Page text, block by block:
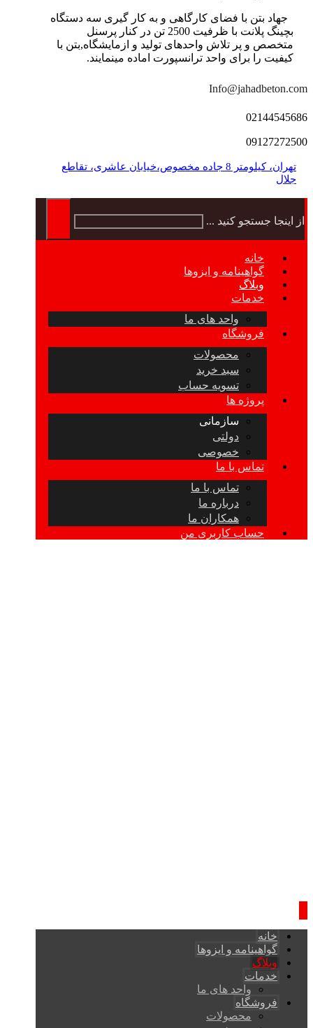
جهاد بتن با فضای کارگاهی و به کار گیری سه دستگاه
بچینگ پلانت با ظرفیت 2500 تن در کنار پرسنل
متخصص و پر تلاش واحدهای تولید و ازمایشگاه,بتن با
کیفیت را برای واحد ترانسپورت اماده مینمایند.
Info@jahadbeton.com
02144545686
09127272500
تهران، کیلومتر 8 جاده مخصوص،خیابان عاشری، تقاطع
جلال
از اینجا جستجو کنید ...
خانه
گواهینامه و ایزوها
وبلاگ
خدمات
واحد های ما
فروشگاه
محصولات
سبد خرید
تسویه حساب
پروژه ها
سازمانی
دولتی
خصوصی
تماس با ما
تماس با ما
درباره ما
همکاران ما
حساب کاربری من
خانه
گواهینامه و ایزوها
وبلاگ
خدمات
واحد های ما
فروشگاه
محصولات